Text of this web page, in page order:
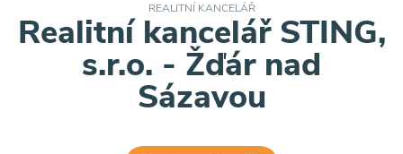
REALITNÍ KANCELÁŘ
Realitní kancelář STING,
s.r.o. - Žďár nad
Sázavou